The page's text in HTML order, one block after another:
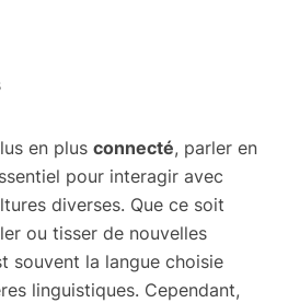
en plus connecté, parler en
pour interagir avec
diverses. Que ce soit
ou tisser de nouvelles
souvent la langue choisie
linguistiques. Cependant,